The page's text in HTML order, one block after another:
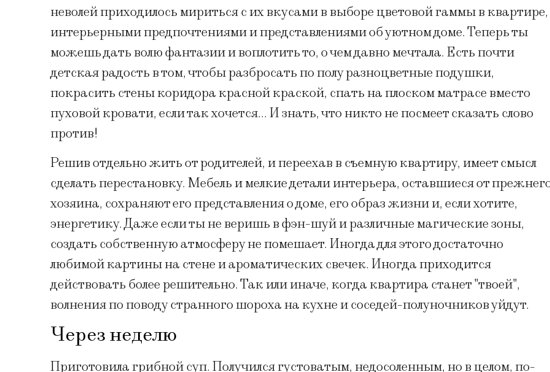
неволей приходилось мириться с их вкусами в выборе цветовой гаммы в квартире,
интерьерными предпочтениями и представлениями об уютном доме. Теперь ты
можешь дать волю фантазии и воплотить то, о чем давно мечтала. Есть почти
детская радость в том, чтобы разбросать по полу разноцветные подушки,
покрасить стены коридора красной краской, спать на плоском матрасе вместо
пуховой кровати, если так хочется… И знать, что никто не посмеет сказать слово
против!
Решив отдельно жить от родителей, и переехав в съемную квартиру, имеет смысл
сделать перестановку. Мебель и мелкие детали интерьера, оставшиеся от
хозяина, сохраняют его представления о доме, его образ жизни и, если хотите,
энергетику. Даже если ты не веришь в фэн-шуй и различные магические зоны,
создать собственную атмосферу не помешает. Иногда для этого достаточно
любимой картины на стене и ароматических свечек. Иногда приходится
действовать более решительно. Так или иначе, когда квартира станет "твоей",
волнения по поводу странного шороха на кухне и соседей-полуночников уйдут.
Через неделю
Приготовила грибной суп. Получился густоватым, недосоленным, но в целом, по-